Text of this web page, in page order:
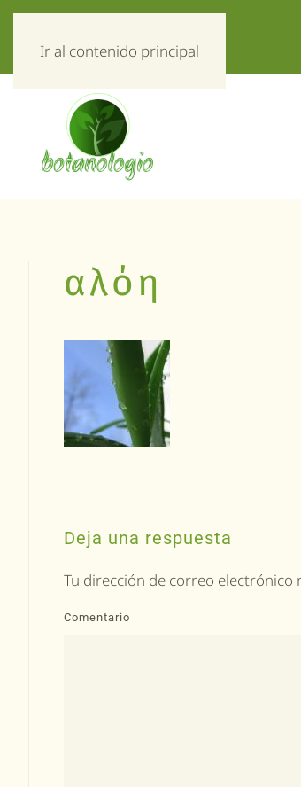
Ir al contenido principal
αλόη
Deja una respuesta
Tu dirección de correo electrónico
Comentario